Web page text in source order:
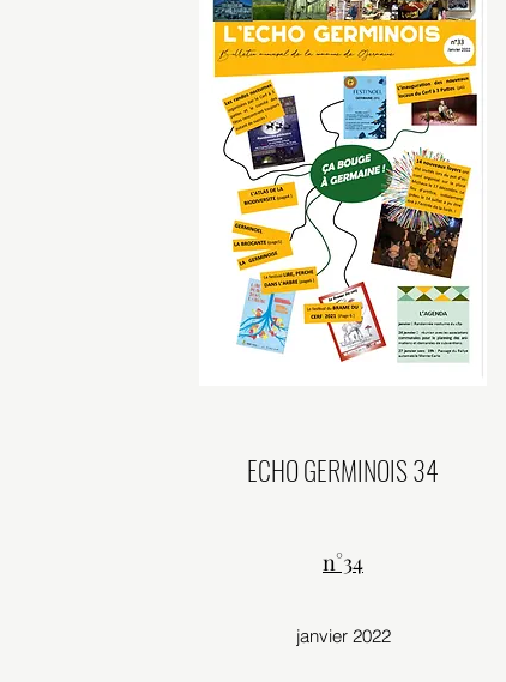
ECHO GERMINOIS 34
n°34
janvier 2022